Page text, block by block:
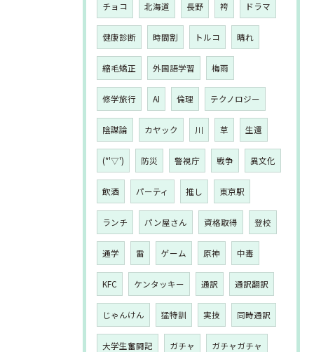
チョコ 北海道 長野 袴 ドラマ
健康診断 時間割 トルコ 晴れ
縮毛矯正 外国語学習 梅雨
修学旅行 AI 倫理 テクノロジー
陰謀論 カヤック 川 草 生還
(*'▽') 防災 警視庁 戦争 異文化
飲酒 パーティ 推し 東京駅
ランチ パン屋さん 資格取得 登校
通学 雷 ゲーム 原神 中毒
KFC ケンタッキー 通訳 通訳翻訳
じゃんけん 猛特訓 実技 同時通訳
大学生奮闘記 ガチャ ガチャガチャ